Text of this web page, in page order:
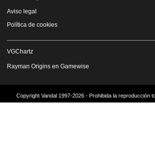
Aviso legal
Política de cookies
VGChartz
Rayman Origins en Gamewise
Copyright Vandal 1997-2026 - Prohibida la reproducción